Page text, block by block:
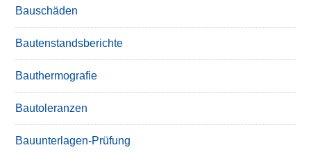
Bauschäden
Bautenstandsberichte
Bauthermografie
Bautoleranzen
Bauunterlagen-Prüfung